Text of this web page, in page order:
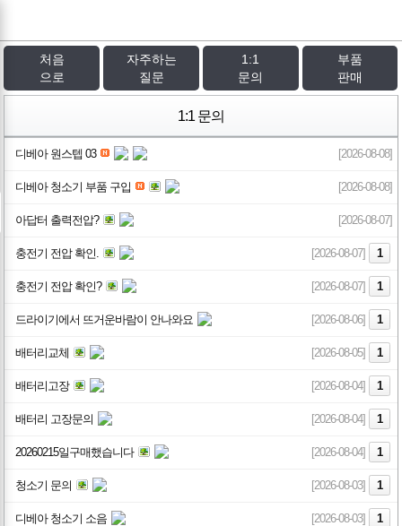
처음
으로
자주하는
질문
1:1
문의
부품
판매
1:1 문의
디베아 원스텝 03 [2026-08-08]
디베아 청소기 부품 구입 [2026-08-08]
아답터 출력전압? [2026-08-07]
충전기 전압 확인. [2026-08-07] 1
충전기 전압 확인? [2026-08-07] 1
드라이기에서 뜨거운바람이 안나와요 [2026-08-06] 1
배터리교체 [2026-08-05] 1
배터리고장 [2026-08-04] 1
배터리 고장문의 [2026-08-04] 1
20260215일구매했습니다 [2026-08-04] 1
청소기 문의 [2026-08-03] 1
디베아 청소기 소음 [2026-08-03] 1